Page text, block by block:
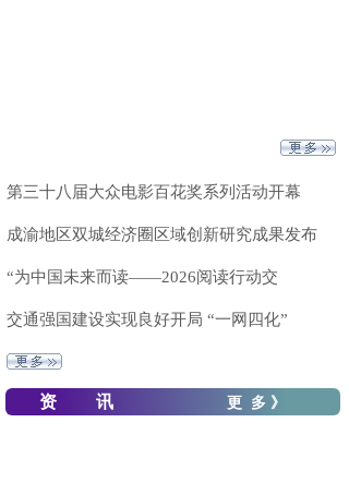
第三十八届大众电影百花奖系列活动开幕
成渝地区双城经济圈区域创新研究成果发布
“为中国未来而读——2026阅读行动交
交通强国建设实现良好开局 “一网四化”
资 讯 更 多 》